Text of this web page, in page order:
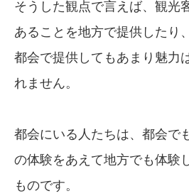
そうした観点で言えば、観光
あることを地方で提供したり
都会で提供してもあまり魅力
れません。
都会にいる人たちは、都会で
の体験をあえて地方でも体験
ものです。